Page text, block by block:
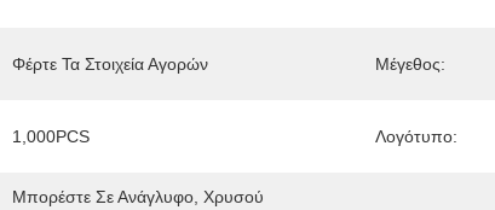
Φέρτε Τα Στοιχεία Αγορών Μέγεθος:
1,000PCS Λογότυπο:
Μπορέστε Σε Ανάγλυφο, Χρυσού